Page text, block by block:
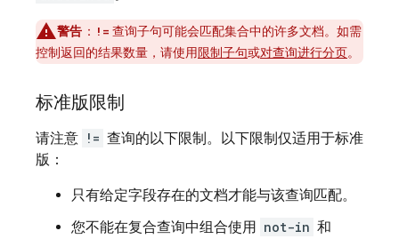
警告 ： != 查询子句可能会匹配集合中的许多文档。如需
控制返回的结果数量，请使用限制子句或对查询进行分页。
标准版限制
请注意 != 查询的以下限制。以下限制仅适用于标准
版：
只有给定字段存在的文档才能与该查询匹配。
您不能在复合查询中组合使用 not-in 和